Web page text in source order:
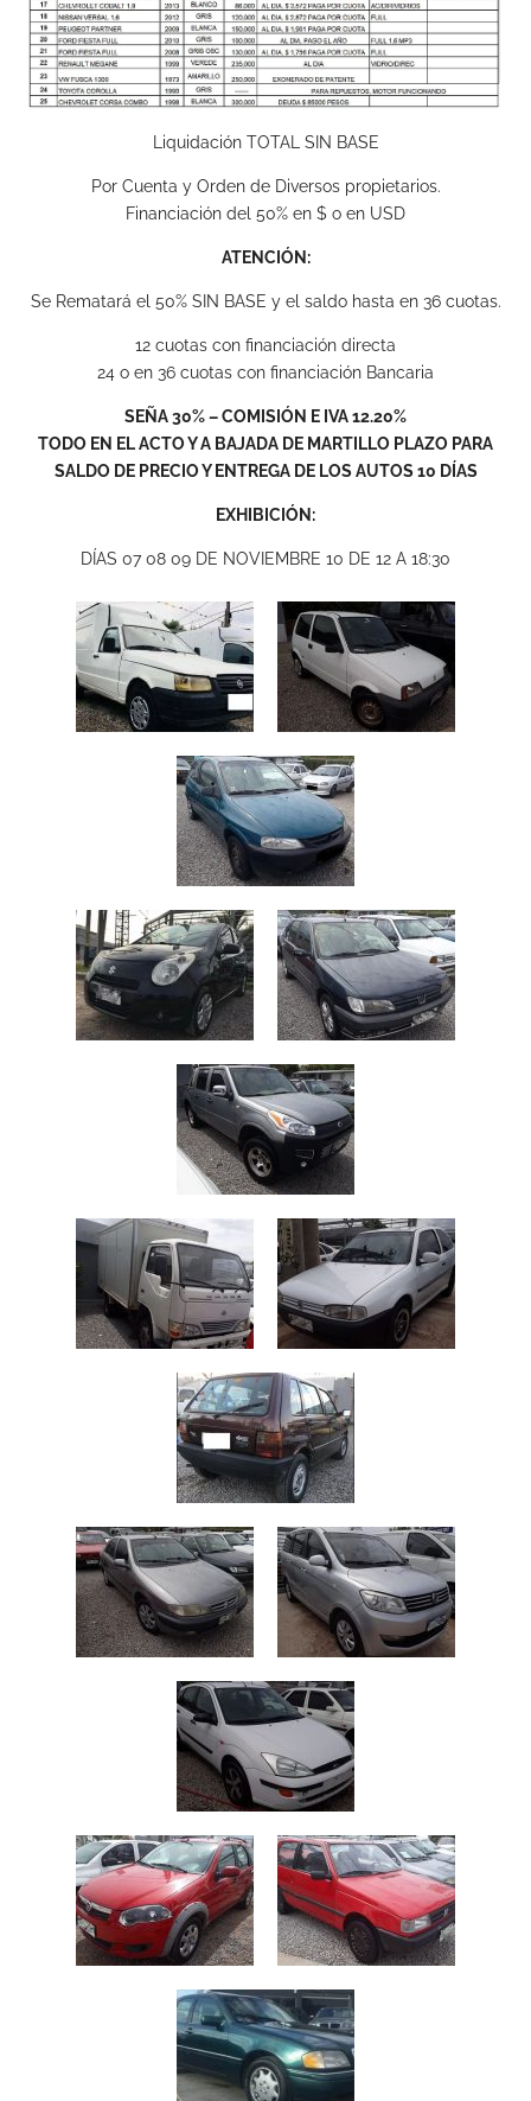
Liquidación TOTAL SIN BASE
Por Cuenta y Orden de Diversos propietarios.
Financiación del 50% en $ o en USD
ATENCIÓN:
Se Rematará el 50% SIN BASE y el saldo hasta en 36 cuotas.
12 cuotas con financiación directa
24 o en 36 cuotas con financiación Bancaria
SEÑA 30% – COMISIÓN E IVA 12.20%
TODO EN EL ACTO Y A BAJADA DE MARTILLO PLAZO PARA
SALDO DE PRECIO Y ENTREGA DE LOS AUTOS 10 DÍAS
EXHIBICIÓN:
DÍAS 07 08 09 DE NOVIEMBRE 10 DE 12 A 18:30